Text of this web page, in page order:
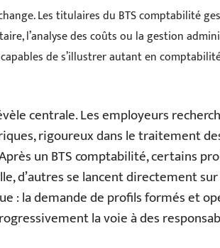
Les titulaires du BTS comptabilité
l’analyse des coûts ou la gestion
de s’illustrer autant en
centrale. Les employeurs
rigoureux dans le traitement
un BTS comptabilité, certains
d’autres se lancent directement
: la demande de profils formés et
la voie à des